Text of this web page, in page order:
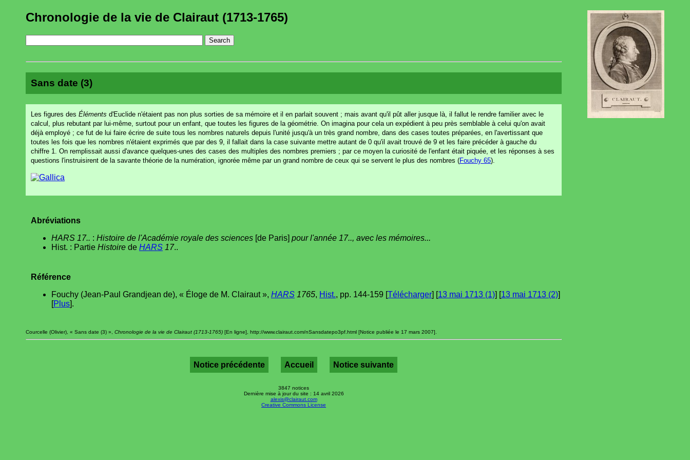
Chronologie de la vie de Clairaut (1713-1765)
Sans date (3)
Les figures des Éléments d'Euclide n'étaient pas non plus sorties de sa mémoire et il en parlait souvent ; mais avant qu'il pût aller jusque là, il fallut le rendre familier avec le
calcul, plus rebutant par lui-même, surtout pour un enfant, que toutes les figures de la géométrie. On imagina pour cela un expédient à peu près semblable à celui qu'on avait
déjà employé ; ce fut de lui faire écrire de suite tous les nombres naturels depuis l'unité jusqu'à un très grand nombre, dans des cases toutes préparées, en l'avertissant que
toutes les fois que les nombres n'étaient exprimés que par des 9, il fallait dans la case suivante mettre autant de 0 qu'il avait trouvé de 9 et les faire précéder à gauche du
chiffre 1. On remplissait aussi d'avance quelques-unes des cases des multiples des nombres premiers ; par ce moyen la curiosité de l'enfant était piquée, et les réponses à ses
questions l'instruisirent de la savante théorie de la numération, ignorée même par un grand nombre de ceux qui se servent le plus des nombres (Fouchy 65).
Abréviations
HARS 17.. : Histoire de l'Académie royale des sciences [de Paris] pour l'année 17.., avec les mémoires...
Hist. : Partie Histoire de HARS 17..
Référence
Fouchy (Jean-Paul Grandjean de), « Éloge de M. Clairaut », HARS 1765, Hist., pp. 144-159 [Télécharger] [13 mai 1713 (1)] [13 mai 1713 (2)]
[Plus].
Courcelle (Olivier), « Sans date (3) », Chronologie de la vie de Clairaut (1713-1765) [En ligne], http://www.clairaut.com/nSansdatepo3pf.html [Notice publiée le 17 mars 2007].
Notice précédente Accueil Notice suivante
3847 notices
Dernière mise à jour du site : 14 avril 2026
alexis@clairaut.com
Creative Commons License